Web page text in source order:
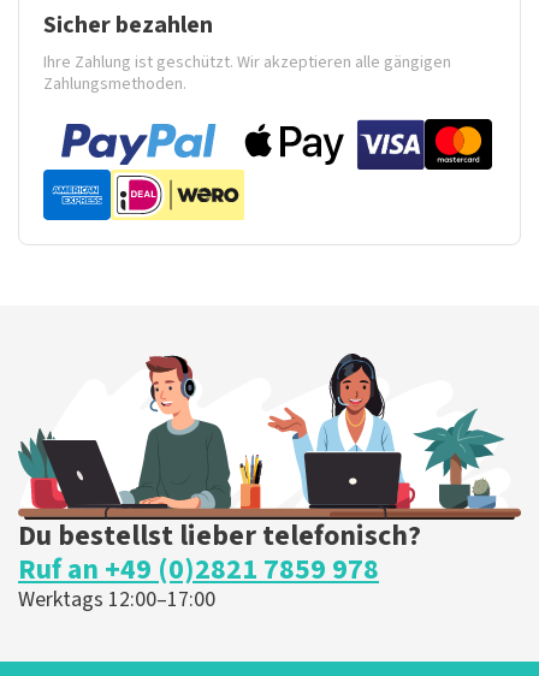
Sicher bezahlen
Ihre Zahlung ist geschützt. Wir akzeptieren alle gängigen
Zahlungsmethoden.
Du bestellst lieber telefonisch?
Ruf an +49 (0)2821 7859 978
Werktags 12:00–17:00